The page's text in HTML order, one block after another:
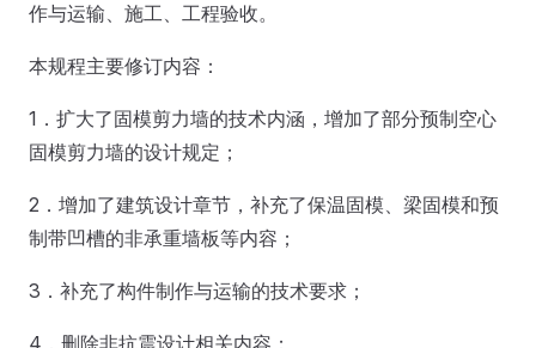
作与运输、施工、工程验收。
本规程主要修订内容：
1．扩大了固模剪力墙的技术内涵，增加了部分预制空心
固模剪力墙的设计规定；
2．增加了建筑设计章节，补充了保温固模、梁固模和预
制带凹槽的非承重墙板等内容；
3．补充了构件制作与运输的技术要求；
4．删除非抗震设计相关内容；